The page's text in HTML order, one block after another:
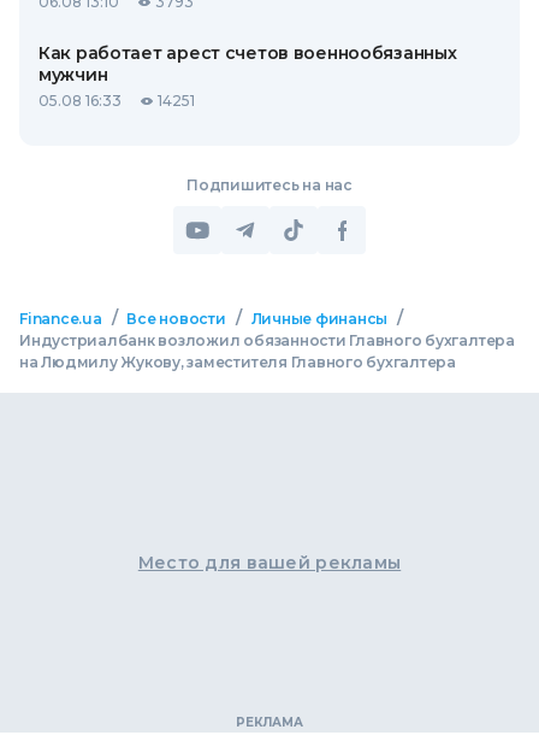
Как работает арест счетов военнообязанных
мужчин
05.08 16:33 14251
Подпишитесь на нас
Finance.ua / Все новости / Личные финансы /
Индустриалбанк возложил обязанности Главного бухгалтера
на Людмилу Жукову, заместителя Главного бухгалтера
Место для вашей рекламы